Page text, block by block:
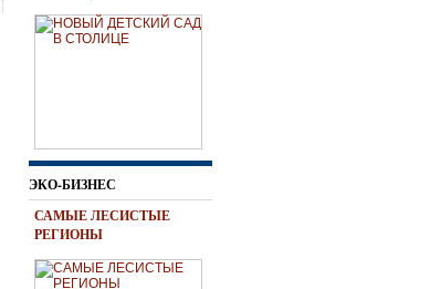
ЭКО-БИЗНЕС
САМЫЕ ЛЕСИСТЫЕ
РЕГИОНЫ